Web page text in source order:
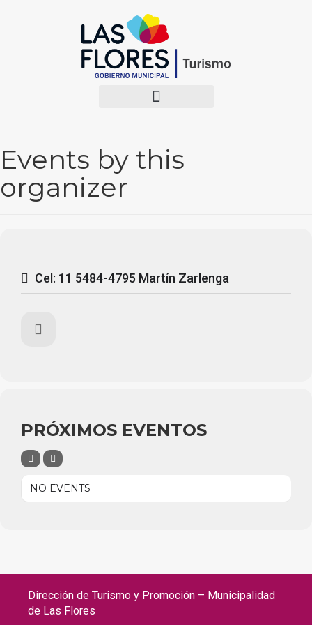
Events by this
organizer
Cel: 11 5484-4795 Martín Zarlenga
PRÓXIMOS EVENTOS
NO EVENTS
Dirección de Turismo y Promoción – Municipalidad
de Las Flores